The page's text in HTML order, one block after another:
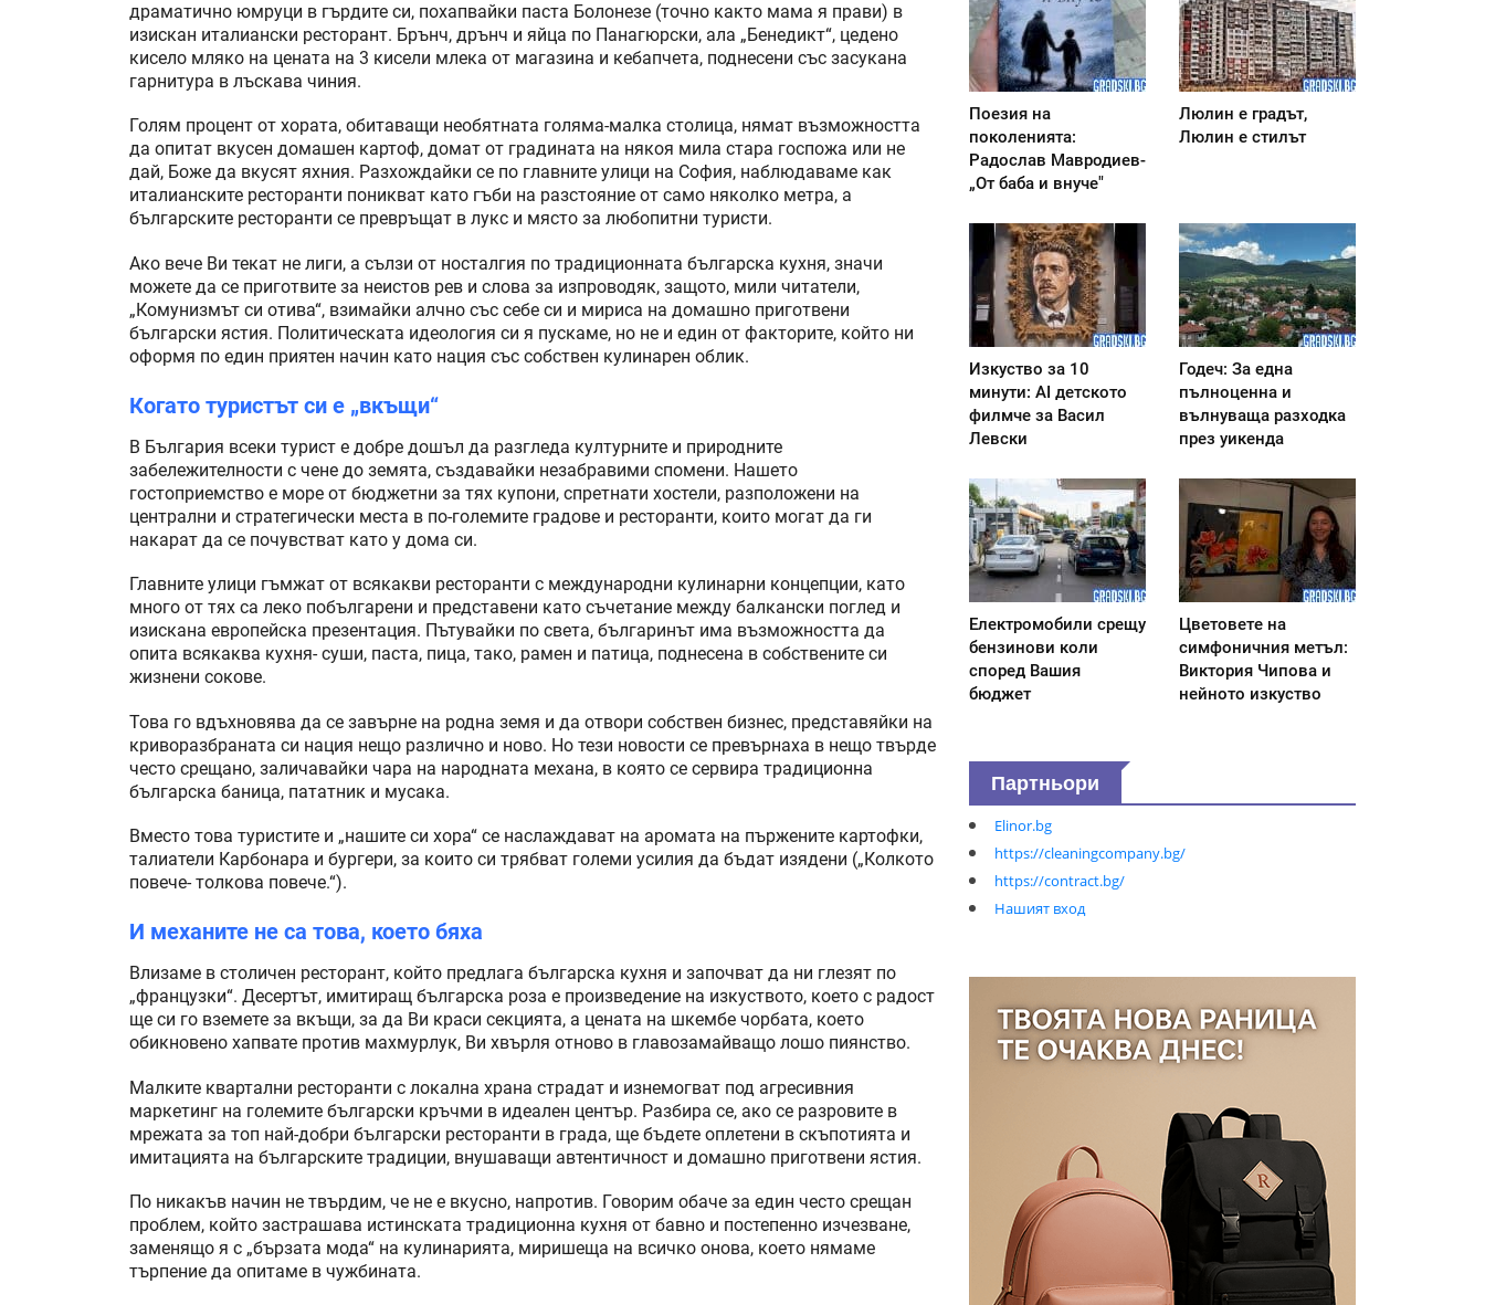
драматично юмруци в гърдите си, похапвайки паста Болонезе (точно както мама я прави) в
изискан италиански ресторант. Брънч, дрънч и яйца по Панагюрски, ала „Бенедикт“, цедено
кисело мляко на цената на 3 кисели млека от магазина и кебапчета, поднесени със засукана
гарнитура в лъскава чиния.
Голям процент от хората, обитаващи необятната голяма-малка столица, нямат възможността
да опитат вкусен домашен картоф, домат от градината на някоя мила стара госпожа или не
дай, Боже да вкусят яхния. Разхождайки се по главните улици на София, наблюдаваме как
италианските ресторанти поникват като гъби на разстояние от само няколко метра, а
българските ресторанти се превръщат в лукс и място за любопитни туристи.
Ако вече Ви текат не лиги, а сълзи от носталгия по традиционната българска кухня, значи
можете да се приготвите за неистов рев и слова за изпроводяк, защото, мили читатели,
„Комунизмът си отива“, взимайки алчно със себе си и мириса на домашно приготвени
български ястия. Политическата идеология си я пускаме, но не и един от факторите, който ни
оформя по един приятен начин като нация със собствен кулинарен облик.
Когато туристът си е „вкъщи“
В България всеки турист е добре дошъл да разгледа културните и природните
забележителности с чене до земята, създавайки незабравими спомени. Нашето
гостоприемство е море от бюджетни за тях купони, спретнати хостели, разположени на
централни и стратегически места в по-големите градове и ресторанти, които могат да ги
накарат да се почувстват като у дома си.
Главните улици гъмжат от всякакви ресторанти с международни кулинарни концепции, като
много от тях са леко побългарени и представени като съчетание между балкански поглед и
изискана европейска презентация. Пътувайки по света, българинът има възможността да
опита всякаква кухня- суши, паста, пица, тако, рамен и патица, поднесена в собствените си
жизнени сокове.
Това го вдъхновява да се завърне на родна земя и да отвори собствен бизнес, представяйки на
криворазбраната си нация нещо различно и ново. Но тези новости се превърнаха в нещо твърде
често срещано, заличавайки чара на народната механа, в която се сервира традиционна
българска баница, пататник и мусака.
Вместо това туристите и „нашите си хора“ се наслаждават на аромата на пържените картофки,
талиатели Карбонара и бургери, за които си трябват големи усилия да бъдат изядени („Колкото
повече- толкова повече.“).
И механите не са това, което бяха
Влизаме в столичен ресторант, който предлага българска кухня и започват да ни глезят по
„французки“. Десертът, имитиращ българска роза е произведение на изкуството, което с радост
ще си го вземете за вкъщи, за да Ви краси секцията, а цената на шкембе чорбата, което
обикновено хапвате против махмурлук, Ви хвърля отново в главозамайващо лошо пиянство.
Малките квартални ресторанти с локална храна страдат и изнемогват под агресивния
маркетинг на големите български кръчми в идеален център. Разбира се, ако се разровите в
мрежата за топ най-добри български ресторанти в града, ще бъдете оплетени в скъпотията и
имитацията на българските традиции, внушаващи автентичност и домашно приготвени ястия.
По никакъв начин не твърдим, че не е вкусно, напротив. Говорим обаче за един често срещан
проблем, който застрашава истинската традиционна кухня от бавно и постепенно изчезване,
заменящо я с „бързата мода“ на кулинарията, миришеща на всичко онова, което нямаме
търпение да опитаме в чужбината.
Поезия на
поколенията:
Радослав Мавродиев-
„От баба и внуче"
Люлин е градът,
Люлин е стилът
Изкуство за 10
минути: AI детското
филмче за Васил
Левски
Годеч: За една
пълноценна и
вълнуваща разходка
през уикенда
Електромобили срещу
бензинови коли
според Вашия
бюджет
Цветовете на
симфоничния метъл:
Виктория Чипова и
нейното изкуство
Партньори
Elinor.bg
https://cleaningcompany.bg/
https://contract.bg/
Нашият вход